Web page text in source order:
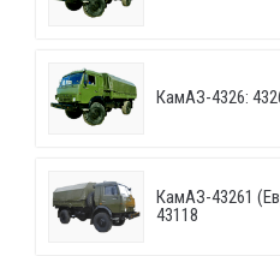
КамАЗ-4326:
КамАЗ-43261
43118